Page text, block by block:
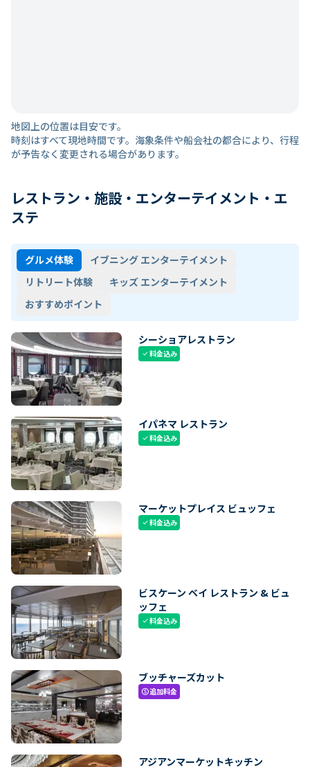
地図上の位置は目安です。
時刻はすべて現地時間です。海象条件や船会社の都合により、行程
が予告なく変更される場合があります。
レストラン・施設・エンターテイメント・エ
ステ
グルメ体験
イブニング エンターテイメント
リトリート体験
キッズ エンターテイメント
おすすめポイント
シーショアレストラン
check料金込み
イパネマ レストラン
check料金込み
マーケットプレイス ビュッフェ
check料金込み
ビスケーン ベイ レストラン & ビュ
ッフェ
check料金込み
ブッチャーズカット
paid追加料金
アジアンマーケットキッチン